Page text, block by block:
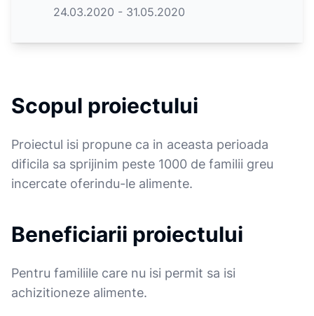
24.03.2020 - 31.05.2020
Scopul proiectului
Proiectul isi propune ca in aceasta perioada
dificila sa sprijinim peste 1000 de familii greu
incercate oferindu-le alimente.
Beneficiarii proiectului
Pentru familiile care nu isi permit sa isi
achizitioneze alimente.